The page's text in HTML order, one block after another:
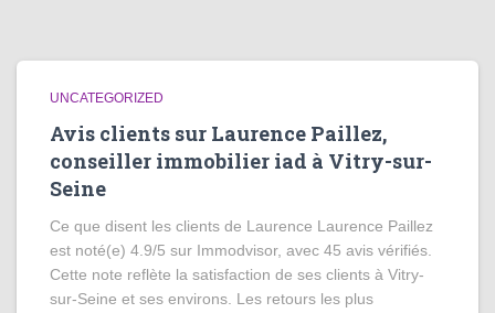
UNCATEGORIZED
Avis clients sur Laurence Paillez,
conseiller immobilier iad à Vitry-sur-
Seine
Ce que disent les clients de Laurence Laurence Paillez
est noté(e) 4.9/5 sur Immodvisor, avec 45 avis vérifiés.
Cette note reflète la satisfaction de ses clients à Vitry-
sur-Seine et ses environs. Les retours les plus